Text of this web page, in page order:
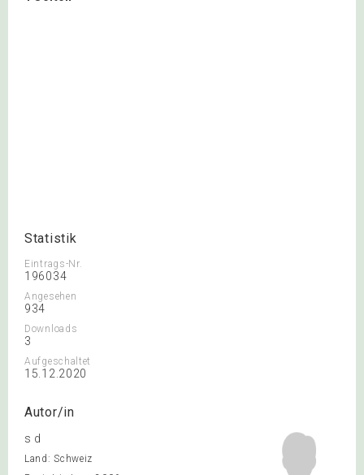
Statistik
Eintrags-Nr.
196034
Angesehen
934
Downloads
3
Aufgeschaltet
15.12.2020
Autor/in
s d
Land: Schweiz